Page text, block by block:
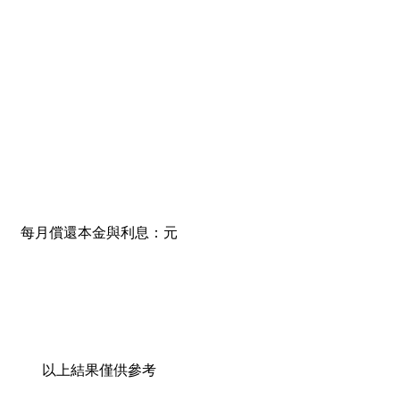
每月償還本金與利息： 元
以上結果僅供參考